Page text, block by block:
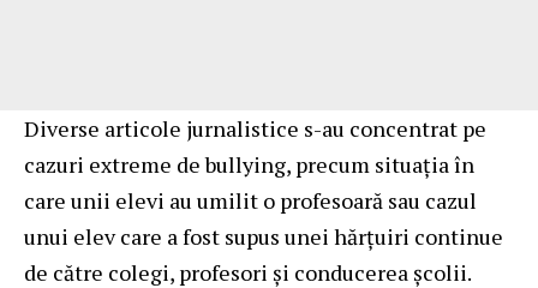
Diverse articole jurnalistice s-au concentrat pe
cazuri extreme de bullying, precum situația în
care unii elevi au umilit o profesoară sau cazul
unui elev care a fost supus unei hărțuiri continue
de către colegi, profesori și conducerea școlii.